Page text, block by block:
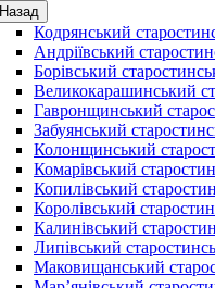
Назад
Кодрянський
Андріївський
Борівський
Великокарашинський
Гавронщинський
Забуянський
Колонщинський
Комарівський
Копилівський
Королівський
Калинівський
Липівський
Маковищанський